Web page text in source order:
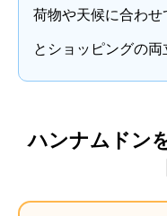
荷物や天候に合わ
とショッピングの両
ハンナムドン